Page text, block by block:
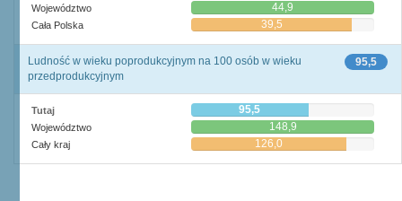
Województwo 44,9
Cała Polska 39,5
95,5
Ludność w wieku poprodukcyjnym na 100 osób w wieku
przedprodukcyjnym
Tutaj 95,5
Województwo 148,9
Cały kraj 126,0